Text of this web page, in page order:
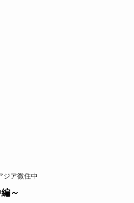
ジア微住中
～